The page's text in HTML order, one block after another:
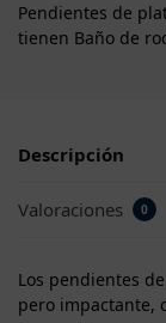
Pendientes de
tienen Baño de
Descripción
Valoraciones 0
Los pendientes
pero impactante,